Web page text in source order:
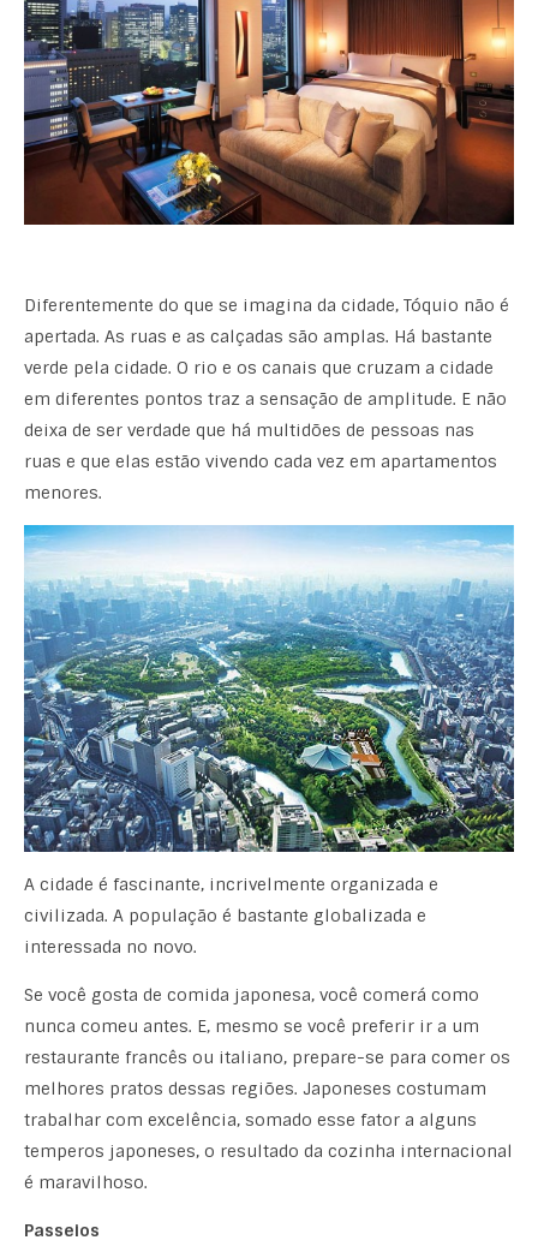
Diferentemente do que se imagina da cidade, Tóquio não é
apertada. As ruas e as calçadas são amplas. Há bastante
verde pela cidade. O rio e os canais que cruzam a cidade
em diferentes pontos traz a sensação de amplitude. E não
deixa de ser verdade que há multidões de pessoas nas
ruas e que elas estão vivendo cada vez em apartamentos
menores.
A cidade é fascinante, incrivelmente organizada e
civilizada. A população é bastante globalizada e
interessada no novo.
Se você gosta de comida japonesa, você comerá como
nunca comeu antes. E, mesmo se você preferir ir a um
restaurante francês ou italiano, prepare-se para comer os
melhores pratos dessas regiões. Japoneses costumam
trabalhar com excelência, somado esse fator a alguns
temperos japoneses, o resultado da cozinha internacional
é maravilhoso.
Passeios